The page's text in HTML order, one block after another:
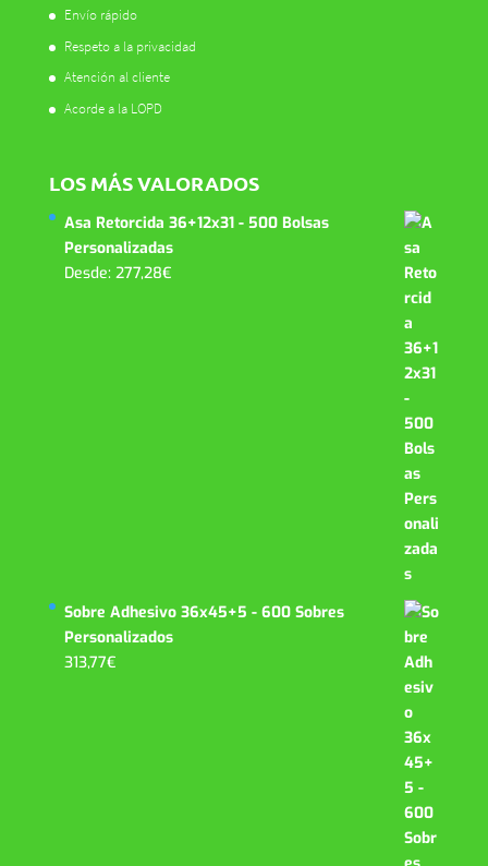
Envío rápido
Respeto a la privacidad
Atención al cliente
Acorde a la LOPD
LOS MÁS VALORADOS
Asa Retorcida 36+12x31 - 500 Bolsas
Personalizadas
Desde: 277,28€
Sobre Adhesivo 36x45+5 - 600 Sobres
Personalizados
313,77€